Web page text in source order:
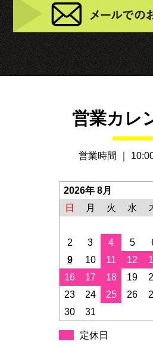
営業カレ
営業時間 ｜
2026年 8月
日
月 火 水
2
3 4 5
9
10 11 12
16
17 18 19
23
24 25 26
30
31
定休日